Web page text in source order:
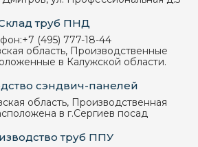
труб ПНД
+7 (495) 777-18-44
область, Производственные
в Калужской области.
сэндвич-панелей
область, Производственная
в г.Сергиев посад
труб ППУ